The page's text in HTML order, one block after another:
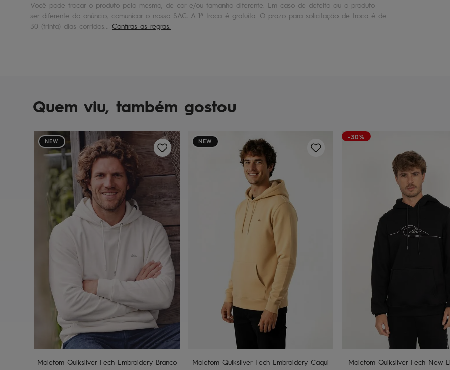
Você pode trocar o produto pelo mesmo, de cor e/ou tamanho diferente. Em caso de defeito ou o produto
ser diferente do anúncio, comunicar o nosso SAC. A 1ª troca é gratuita. O prazo para solicitação de troca é de
30 (trinta) dias corridos... Confiras as regras.
Quem viu, também gostou
NEW
P M G GG
Adicionar ao carrinho
Moletom Quiksilver Fech Embroidery Branco
NEW
P GG
Adicionar ao carrinho
Moletom Quiksilver Fech Embroidery Caqui
-30%
GG
Adicionar ao
Moletom Quiksilver Fech New